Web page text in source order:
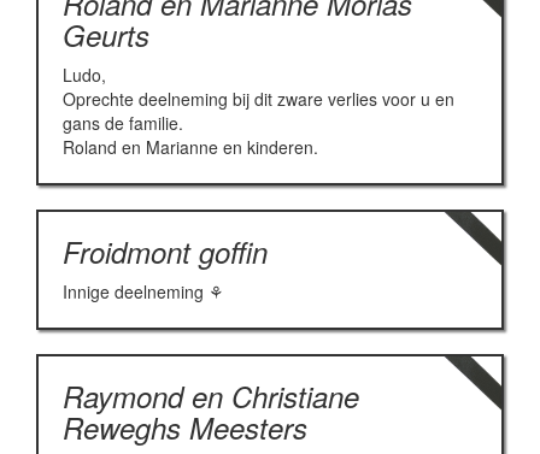
Geurts
Ludo,
Oprechte deelneming bij dit zware verlies voor u en
gans de familie.
Roland en Marianne en kinderen.
Froidmont goffin
Innige deelneming ⚘
Raymond en Christiane
Reweghs Meesters